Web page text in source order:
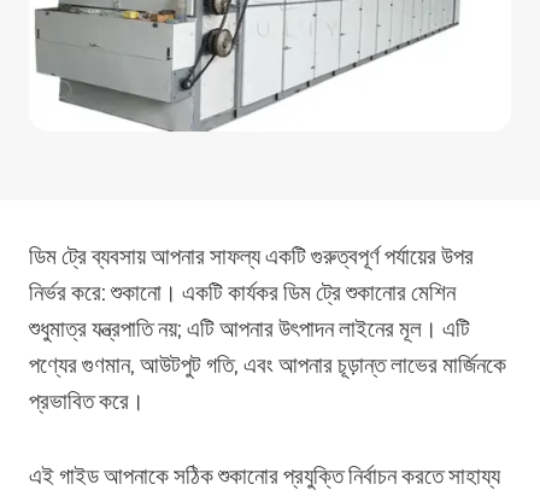
ডিম ট্রে ব্যবসায় আপনার সাফল্য একটি গুরুত্বপূর্ণ পর্যায়ের উপর
নির্ভর করে: শুকানো। একটি কার্যকর ডিম ট্রে শুকানোর মেশিন
শুধুমাত্র যন্ত্রপাতি নয়; এটি আপনার উৎপাদন লাইনের মূল। এটি
পণ্যের গুণমান, আউটপুট গতি, এবং আপনার চূড়ান্ত লাভের মার্জিনকে
প্রভাবিত করে।
এই গাইড আপনাকে সঠিক শুকানোর প্রযুক্তি নির্বাচন করতে সাহায্য